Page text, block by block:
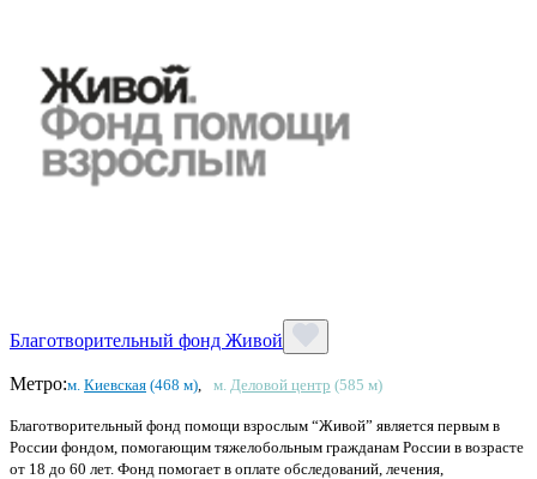
Благотворительный фонд Живой
Метро:м. Киевская (468 м) м. Деловой центр (585 м)
Благотворительный фонд помощи взрослым “Живой” является первым в
России фондом, помогающим тяжелобольным гражданам России в возрасте
от 18 до 60 лет. Фонд помогает в оплате обследований, лечения,